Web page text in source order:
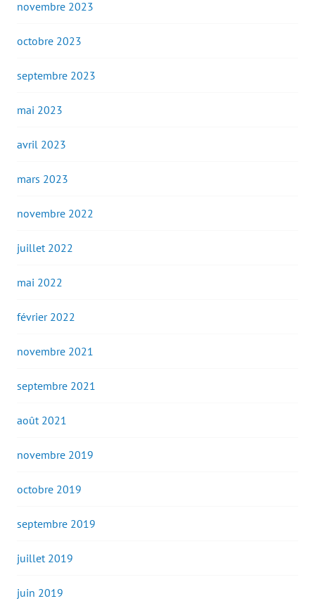
novembre 2023
octobre 2023
septembre 2023
mai 2023
avril 2023
mars 2023
novembre 2022
juillet 2022
mai 2022
février 2022
novembre 2021
septembre 2021
août 2021
novembre 2019
octobre 2019
septembre 2019
juillet 2019
juin 2019